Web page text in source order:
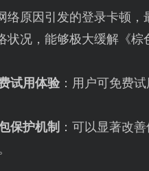
络原因引发的登录卡顿
状况，能够极大缓解《棕
试用体验：用户可免费
保护机制 ：可以显著改